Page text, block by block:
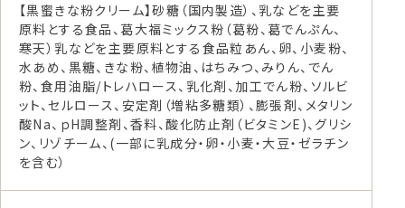
【黒蜜きな粉クリーム】砂糖（国内製造）、乳などを主要
原料とする食品、葛大福ミックス粉（葛粉、葛でんぷん、
寒天）乳などを主要原料とする食品粒あん、卵、小麦粉、
水あめ、黒糖、きな粉、植物油、はちみつ、みりん、でん
粉、食用油脂/トレハロース、乳化剤、加工でん粉、ソルビ
ット、セルロース、安定剤（増粘多糖類）、膨張剤、メタリン
酸Na、ｐH調整剤、香料、酸化防止剤（ビタミンE)、グリシ
ン、リゾチーム、(一部に乳成分・卵・小麦・大豆・ゼラチン
を含む）